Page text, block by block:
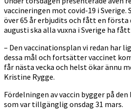
vaccineringen mot covid-19 i Sverige.
över 65 år erbjudits och fått en första
augusti ska alla vuxna i Sverige ha
– Den vaccinationsplan vi redan har
dessa mål och fortsätter vaccinet
får nästa vecka och helst ökar ännu
Kristine Rygge.
Fördelningen av vaccin bygger på
som var tillgänglig onsdag 31 mars.